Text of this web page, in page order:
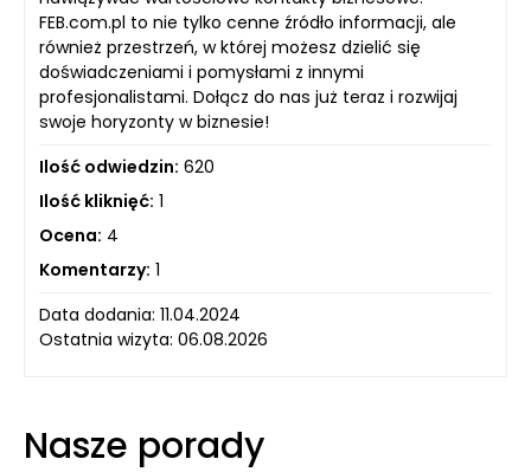
FEB.com.pl to nie tylko cenne źródło informacji, ale
również przestrzeń, w której możesz dzielić się
doświadczeniami i pomysłami z innymi
profesjonalistami. Dołącz do nas już teraz i rozwijaj
swoje horyzonty w biznesie!
Ilość odwiedzin: 620
Ilość kliknięć: 1
Ocena: 4
Komentarzy: 1
Data dodania: 11.04.2024
Ostatnia wizyta: 06.08.2026
Nasze porady